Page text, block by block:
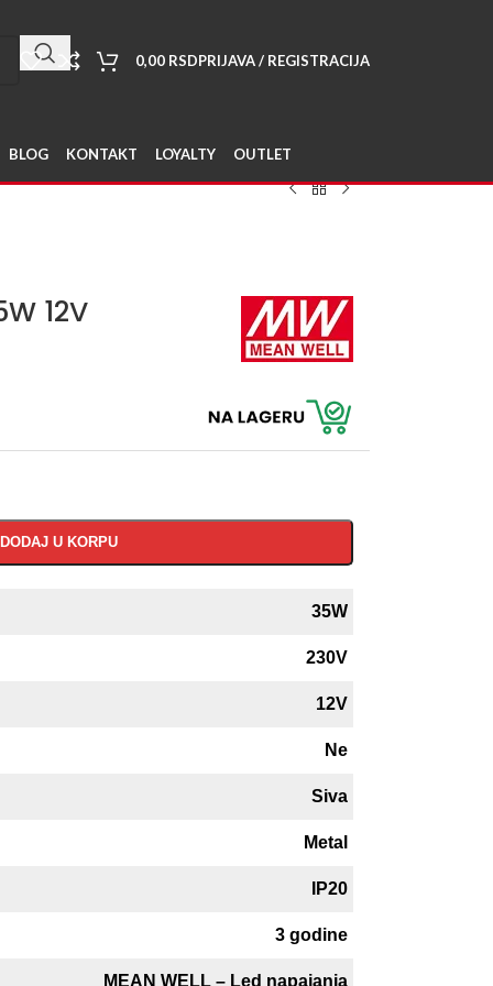
0,00 RSDPRIJAVA / REGISTRACIJA
BLOG KONTAKT LOYALTY OUTLET
12V
DODAJ U KORPU
35W
230V
12V
Ne
Siva
Metal
IP20
3 godine
MEAN WELL – Led napajanja